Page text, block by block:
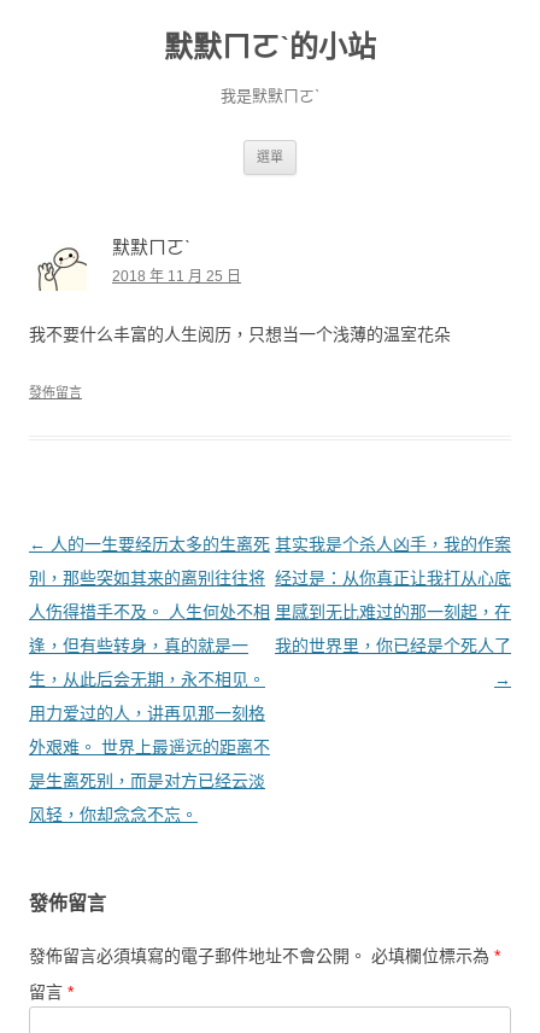
默默ㄇㄛˋ的小站
我是默默ㄇㄛˋ
選單
默默ㄇㄛˋ
2018 年 11 月 25 日
我不要什么丰富的人生阅历，只想当一个浅薄的温室花朵
發佈留言
文章導覽
← 人的一生要经历太多的生离死
别，那些突如其来的离别往往将
人伤得措手不及。 人生何处不相
逢，但有些转身，真的就是一
生，从此后会无期，永不相见。
用力爱过的人，讲再见那一刻格
外艰难。 世界上最遥远的距离不
是生离死别，而是对方已经云淡
风轻，你却念念不忘。
其实我是个杀人凶手，我的作案
经过是：从你真正让我打从心底
里感到无比难过的那一刻起，在
我的世界里，你已经是个死人了
→
發佈留言
發佈留言必須填寫的電子郵件地址不會公開。 必填欄位標示為 *
留言 *